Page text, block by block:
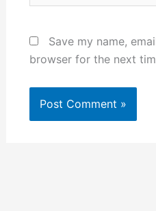
Save my name,
browser for the next